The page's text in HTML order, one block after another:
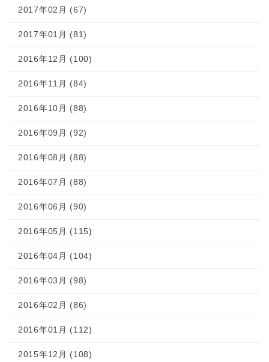
2017年02月 (67)
2017年01月 (81)
2016年12月 (100)
2016年11月 (84)
2016年10月 (88)
2016年09月 (92)
2016年08月 (88)
2016年07月 (88)
2016年06月 (90)
2016年05月 (115)
2016年04月 (104)
2016年03月 (98)
2016年02月 (86)
2016年01月 (112)
2015年12月 (108)